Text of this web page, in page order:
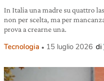
In Italia una madre su quattro
non per scelta, ma per
prova a crearne una.
Tecnologia 15 luglio 2026 di